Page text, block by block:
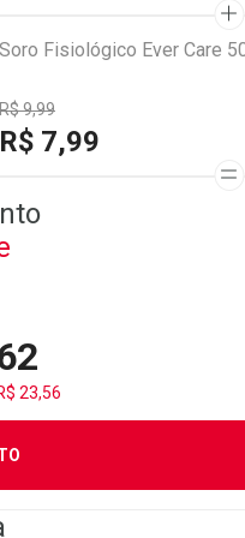
Soro Fisiológico Ever Care
R$ 9,99
R$ 7,99
23,56